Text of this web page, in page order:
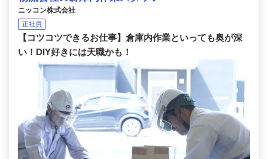
ニッコン株式会社
正社員
【コツコツできるお仕事】倉庫内作業といっても奥が深
い！DIY好きには天職かも！